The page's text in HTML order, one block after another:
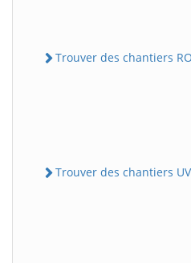
Trouver des chantiers
Trouver des chantiers